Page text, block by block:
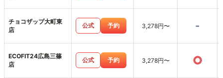
チョコザップ大町東
店
公式 予約 3,278円〜 -
ECOFIT24広島三篠
店
公式 予約 3,278円〜 ○